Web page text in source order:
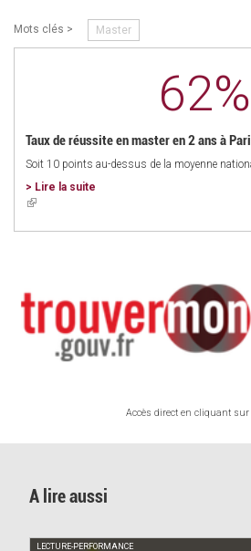
Mots clés > Master
62%
Taux de réussite en master en 2 ans à
Soit 10 points au-dessus de la moyenne
> Lire la suite
(link
external)
Accès direct en cliquant
A lire aussi
LECTURE-PERFORMANCE